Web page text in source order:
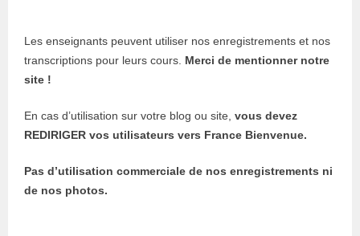
Les enseignants peuvent utiliser nos enregistrements et nos
transcriptions pour leurs cours. Merci de mentionner notre
site !
En cas d’utilisation sur votre blog ou site,vous devez
REDIRIGER vos utilisateurs vers France Bienvenue.
Pas d’utilisation commerciale de nos enregistrements ni
de nos photos.